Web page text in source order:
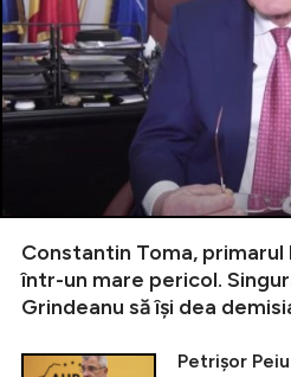
Constantin Toma, primarul
într-un mare pericol.
Grindeanu să își dea
Petrișor